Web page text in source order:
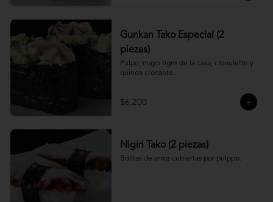
Gunkan Tako Especial (2
piezas)
Pulpo, mayo tigre de la casa, ciboulette y
quinoa crocante.
$6.200
Nigiri Tako (2 piezas)
Bolitas de arroz cubiertas por pulppo.